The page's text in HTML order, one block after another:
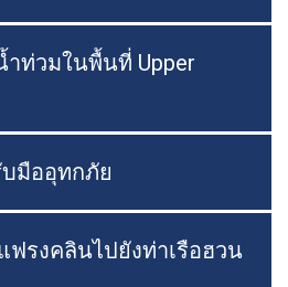
ท่วมในพื้นที่ Upper
มืออุทกภัย
รงคลินไปยังท่าเรือฮวน